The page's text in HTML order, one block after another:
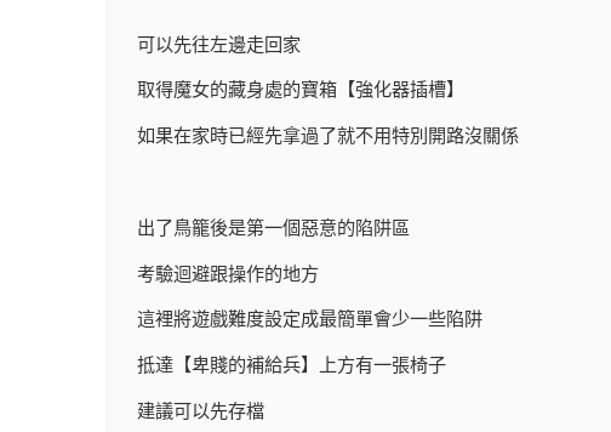
可以先往左邊走回家
取得魔女的藏身處的寶箱【強化器插槽】
如果在家時已經先拿過了就不用特別開路沒關係
出了鳥籠後是第一個惡意的陷阱區
考驗迴避跟操作的地方
這裡將遊戲難度設定成最簡單會少一些陷阱
抵達【卑賤的補給兵】上方有一張椅子
建議可以先存檔